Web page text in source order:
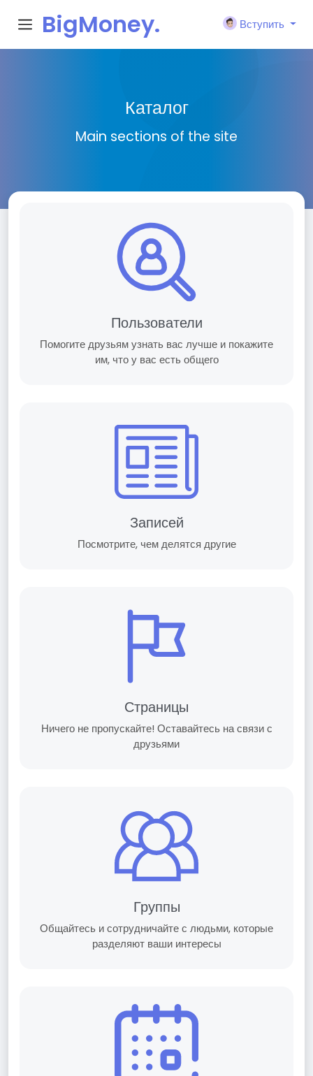
BigMoney.
Вступить
Каталог
Main sections of the site
Пользователи
Помогите друзьям узнать вас лучше и покажите
им, что у вас есть общего
Записей
Посмотрите, чем делятся другие
Страницы
Ничего не пропускайте! Оставайтесь на связи с
друзьями
Группы
Общайтесь и сотрудничайте с людьми, которые
разделяют ваши интересы